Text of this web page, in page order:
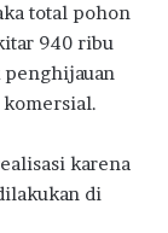
total pohon
940 ribu
penghijauan
karena
di